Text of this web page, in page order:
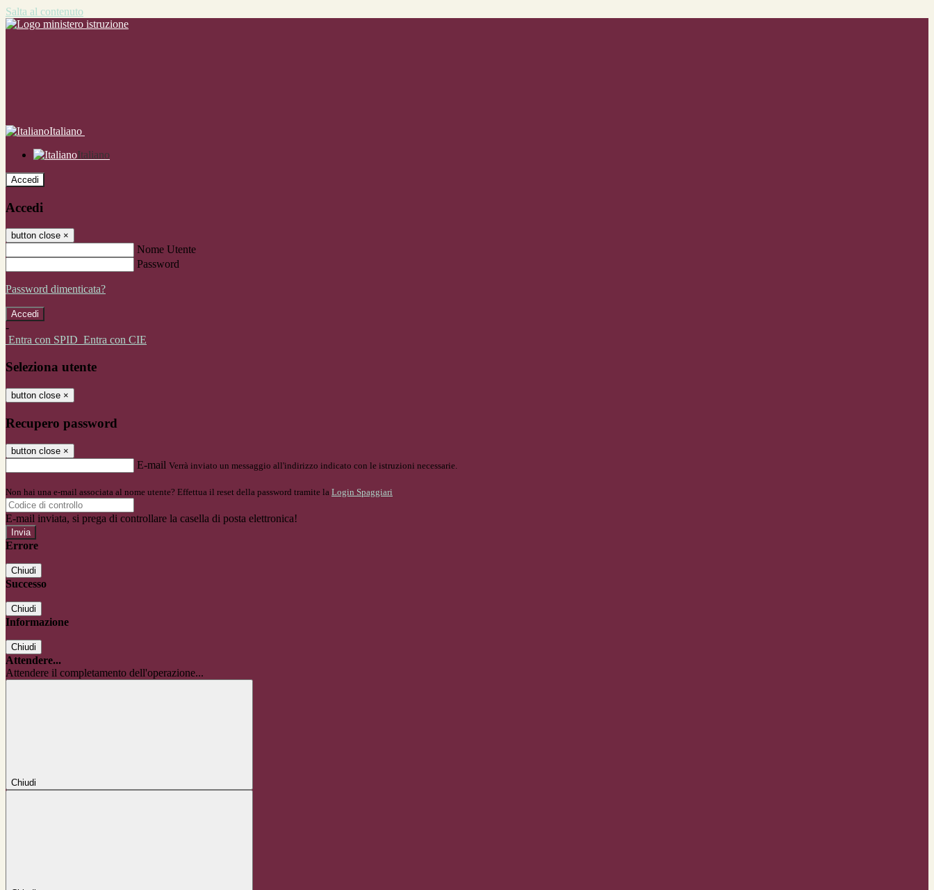
Salta al contenuto
Italiano
Italiano
Accedi
Accedi
button close ×
Nome Utente
Password
Password dimenticata?
-
Entra con SPID Entra con CIE
Seleziona utente
button close ×
Recupero password
button close ×
E-mail Verrà inviato un messaggio all'indirizzo indicato con le istruzioni necessarie.
Non hai una e-mail associata al nome utente? Effettua il reset della password tramite la Login Spaggiari
E-mail inviata, si prega di controllare la casella di posta elettronica!
Errore
Chiudi
Successo
Chiudi
Informazione
Chiudi
Attendere...
Attendere il completamento dell'operazione...
Chiudi